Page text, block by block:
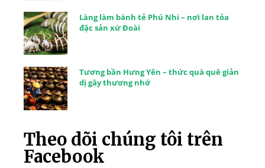
Làng làm bánh tẻ Phú Nhi – nơi lan tỏa
đặc sản xứ Đoài
Tương bần Hưng Yên – thức quà quê giản
dị gây thương nhớ
Theo dõi chúng tôi trên
Facebook